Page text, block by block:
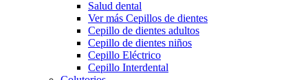
Salud dental
Ver más Cepillos de dientes
Cepillo de dientes adultos
Cepillo de dientes niños
Cepillo Eléctrico
Cepillo Interdental